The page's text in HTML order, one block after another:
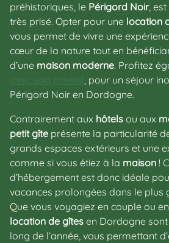
préhistoriques, le Périgord Noir,
très prisé. Opter pour une location
vous permet de vivre une
cœur de la nature tout en
d’une maison moderne. Profitez
, pour un séjour
Périgord Noir en Dordogne.
Contrairement aux hôtels ou aux
petit gîte présente la particularité
grands espaces extérieurs et une
comme si vous étiez à la maison !
d’hébergement est donc idéale
vacances prolongées dans le plus
Que vous voyagiez en couple ou
location de gîtes en Dordogne
long de l’année, vous permettant